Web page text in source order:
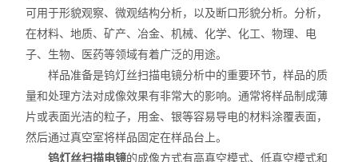
可用于形貌观察、微观结构分析，以及断口形貌分析。分析，
在材料、地质、矿产、冶金、机械、化学、化工、物理、电
子、生物、医药等领域有着广泛的用途。
样品准备是钨灯丝扫描电镜分析中的重要环节，样品的质
量和处理方法对成像效果有非常大的影响。通常将样品制成薄
片或表面光洁的粒子，用金、银等容易导电的材料涂覆表面，
然后通过真空室将样品固定在样品台上。
钨灯丝扫描电镜的成像方式有高真空模式、低真空模式和